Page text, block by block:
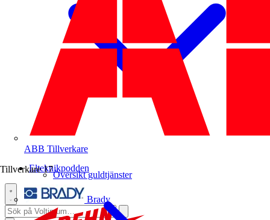
ABB Tillverkare
Tillverkare 17
Brady
Översikt guldtjänster
Elteknikpodden